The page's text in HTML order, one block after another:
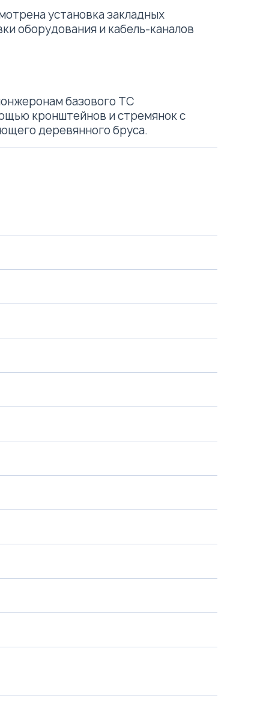
установка закладных
оборудования и кабель-каналов
базового ТС
кронштейнов и стремянок с
деревянного бруса.